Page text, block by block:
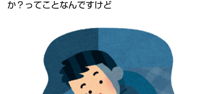
か？ってことなんですけど